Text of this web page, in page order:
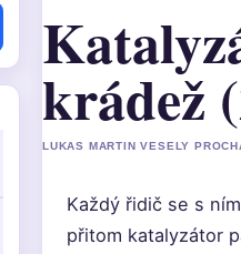
krádež
LUKAS MARTIN VESELY
Každý řidič se s
přitom katalyzátor